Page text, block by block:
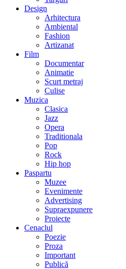
Design
Arhitectura
Ambiental
Fashion
Artizanat
Film
Documentar
Animatie
Scurt metraj
Culise
Muzica
Clasica
Jazz
Opera
Traditionala
Pop
Rock
Hip hop
Paspartu
Muzee
Evenimente
Advertising
Supraexpunere
Proiecte
Cenaclul
Poezie
Proza
Important
Publică